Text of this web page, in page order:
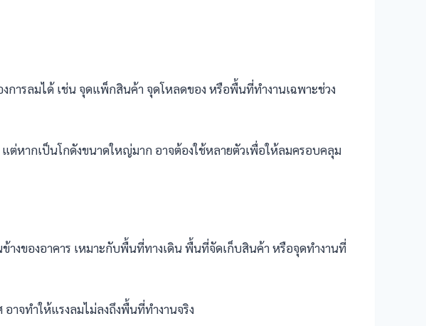
การลมได้ เช่น จุดแพ็กสินค้า จุดโหลดของ หรือพื้นที่ทำงานเฉพาะช่วง
ต่หากเป็นโกดังขนาดใหญ่มาก อาจต้องใช้หลายตัวเพื่อให้ลมครอบคลุม
งของอาคาร เหมาะกับพื้นที่ทางเดิน พื้นที่จัดเก็บสินค้า หรือจุดทำงานที่
าจทำให้แรงลมไม่ลงถึงพื้นที่ทำงานจริง